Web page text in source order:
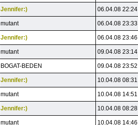
Jennifer:) 06.04.08 22:24
mutant 06.04.08 23:33
Jennifer:) 06.04.08 23:46
mutant 09.04.08 23:14
BOGAT-BEDEN 09.04.08 23:52
Jennifer:) 10.04.08 08:31
mutant 10.04.08 14:51
Jennifer:) 10.04.08 08:28
mutant 10.04.08 14:46